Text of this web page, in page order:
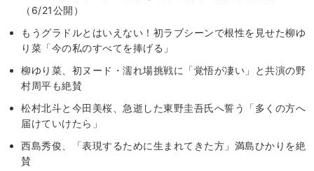
（6/21公開）
もうグラドルとはいえない！初ラブシーンで根性を見せた柳ゆ
り菜「今の私のすべてを捧げる」
柳ゆり菜、初ヌード・濡れ場挑戦に「覚悟が凄い」と共演の野
村周平も絶賛
松村北斗と今田美桜、急逝した東野圭吾氏へ誓う「多くの方へ
届けていけたら」
西島秀俊、「表現するために生まれてきた方」満島ひかりを絶
賛